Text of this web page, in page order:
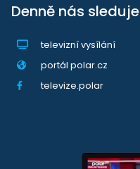
Denně nás sleduje
televizní vysílání
portál polar.cz
televize.polar